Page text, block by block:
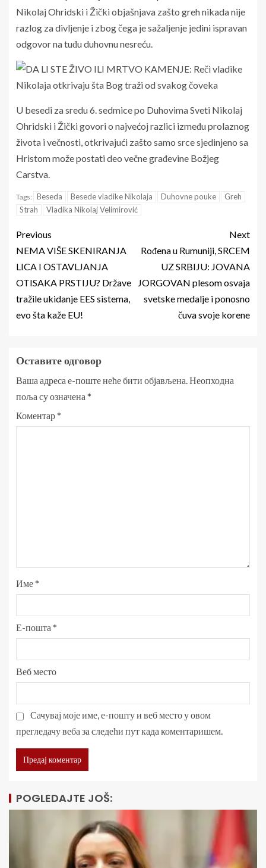
Nikolaj Ohridski i Žički objašnjava zašto greh nikada nije
razlog za divljenje i zbog čega je sažaljenje jedini ispravan
odgovor na tuđu duhovnu nesreću.
U besedi za sredu 6. sedmice po Duhovima Sveti Nikolaj
Ohridski i Žički govori o najvećoj razlici između prolaznog
života i večnosti, otkrivajući zašto samo srce sjedinjeno sa
Hristom može postati deo večne građevine Božjeg
Carstva.
Tags: Beseda Besede vladike Nikolaja Duhovne pouke
Greh
Strah
Vladika Nikolaj Velimirović
Previous
NEMA VIŠE SKENIRANJA
LICA I OSTAVLJANJA
OTISAKA PRSTIJU? Države
tražile ukidanje EES sistema,
evo šta kaže EU!
Next
Rođena u Rumuniji, SRCEM
UZ SRBIJU: JOVANA
JORGOVAN plesom osvaja
svetske medalje i ponosno
čuva svoje korene
Оставите одговор
Ваша адреса е-поште неће бити објављена.Неопходна
поља су означена *
Коментар*
Име*
Е-пошта *
Веб место
Сачувај моје име, е-пошту и веб место у овом
прегледачу веба за следећи пут када коментаришем.
POGLEDAJTE JOŠ: